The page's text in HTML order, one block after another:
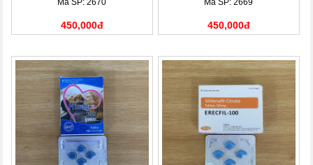
Mã SP: 2670
450,000đ
Mã SP: 2669
450,000đ